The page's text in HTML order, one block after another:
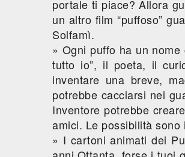
portale ti piace? Allora
un altro film “puffoso”
Solfamì.
» Ogni puffo ha un nome
tutto io”, il poeta, il
inventare una breve,
potrebbe cacciarsi nei
Inventore potrebbe
amici. Le possibilità
» I cartoni animati dei